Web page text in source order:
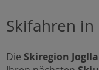
Skifahren
Die Skiregion